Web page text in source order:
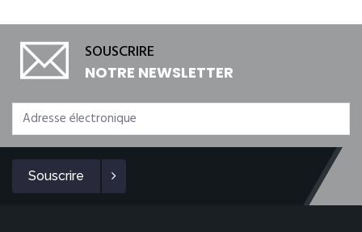
SOUSCRIRE
NOTRE NEWSLETTER
Souscrire